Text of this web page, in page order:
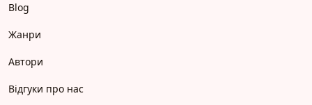
Blog
Жанри
Автори
Відгуки про нас